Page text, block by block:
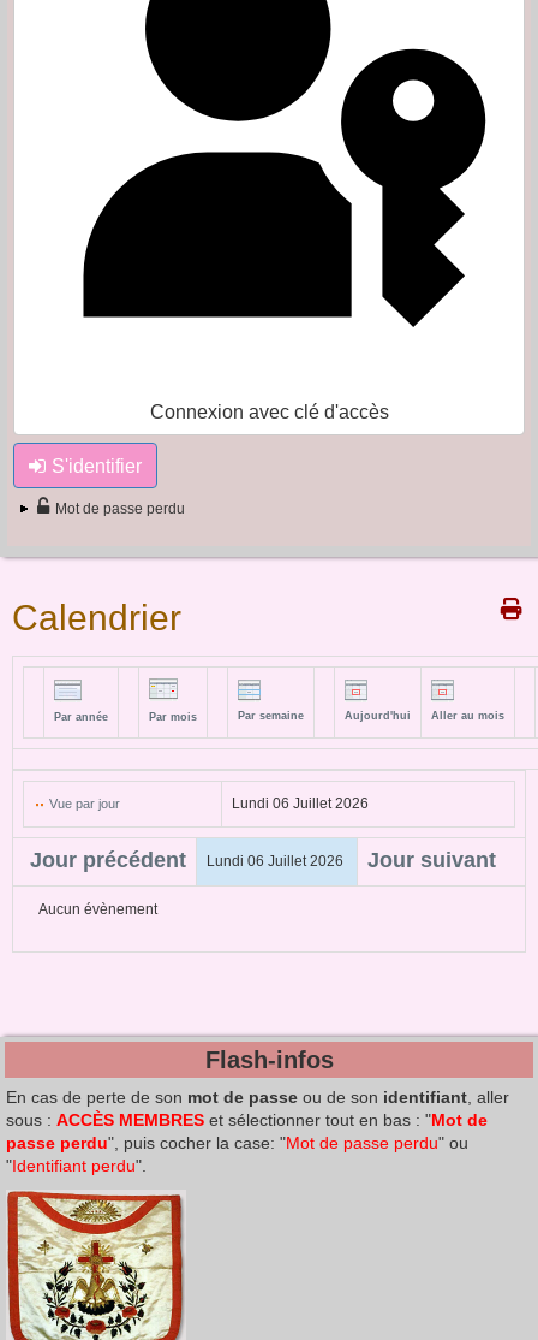
Connexion avec clé d'accès
S'identifier
Mot de passe perdu
Calendrier
Par année Par mois Par semaine Aujourd'hui Aller au mois
Vue par jour Lundi 06 Juillet 2026
Jour précédent Lundi 06 Juillet 2026 Jour suivant
Aucun évènement
Flash-infos
En cas de perte de son mot de passe ou de son identifiant , aller
sous : ACCÈS MEMBRES et sélectionner tout en bas : "Mot de
passe perdu", puis cocher la case: "Mot de passe perdu" ou
"Identifiant perdu".